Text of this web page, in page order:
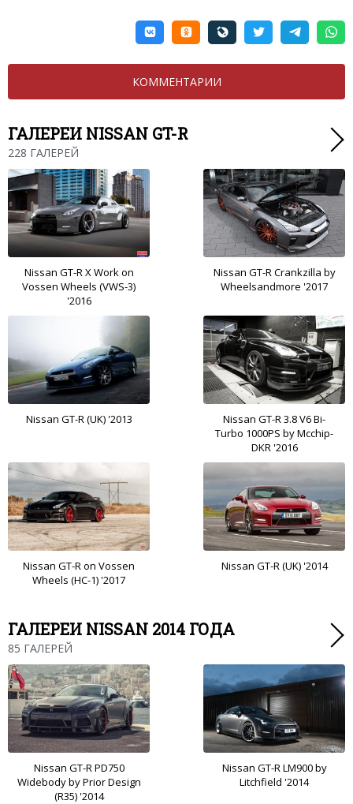
КОММЕНТАРИИ
ГАЛЕРЕИ NISSAN GT-R
228 ГАЛЕРЕЙ
Nissan GT-R X Work on
Vossen Wheels (VWS-3)
'2016
Nissan GT-R Crankzilla by
Wheelsandmore '2017
Nissan GT-R (UK) '2013
Nissan GT-R 3.8 V6 Bi-
Turbo 1000PS by Mcchip-
DKR '2016
Nissan GT-R on Vossen
Wheels (HC-1) '2017
Nissan GT-R (UK) '2014
ГАЛЕРЕИ NISSAN 2014 ГОДА
85 ГАЛЕРЕЙ
Nissan GT-R PD750
Widebody by Prior Design
(R35) '2014
Nissan GT-R LM900 by
Litchfield '2014